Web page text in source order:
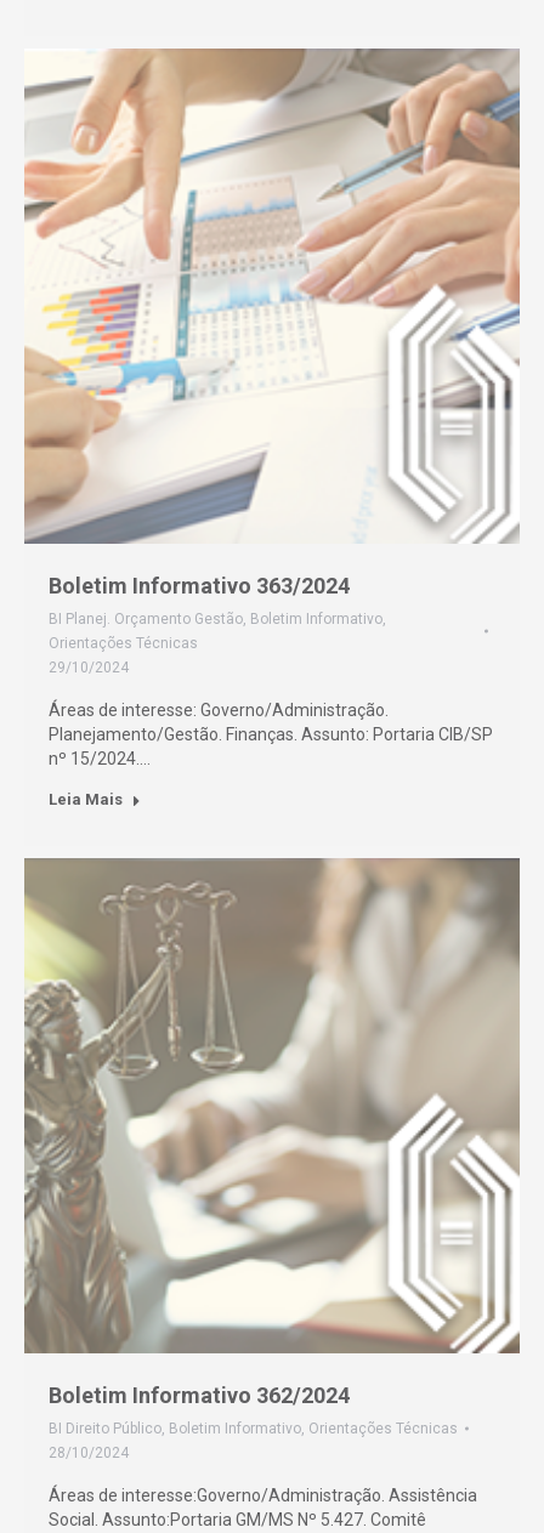
Boletim Informativo 363/2024
BI Planej. Orçamento Gestão, Boletim Informativo,
Orientações Técnicas
29/10/2024
Áreas de interesse: Governo/Administração.
Planejamento/Gestão. Finanças. Assunto: Portaria CIB/SP
nº 15/2024.…
Leia Mais
Boletim Informativo 362/2024
BI Direito Público, Boletim Informativo, Orientações Técnicas
28/10/2024
Áreas de interesse:Governo/Administração. Assistência
Social. Assunto:Portaria GM/MS Nº 5.427. Comitê